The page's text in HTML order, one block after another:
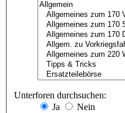
Unterforen durchsuchen:
Ja
Nein